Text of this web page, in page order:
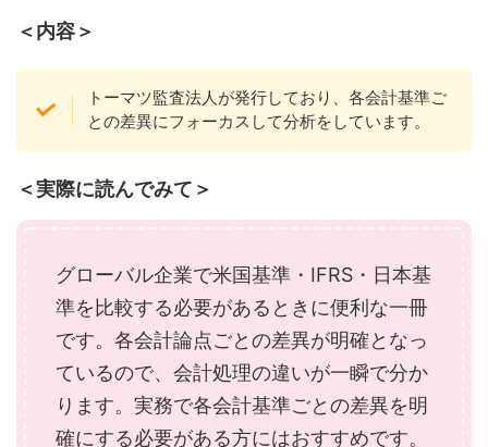
＜内容＞
トーマツ監査法人が発行しており、各会計基準ご
との差異にフォーカスして分析をしています。
＜実際に読んでみて＞
グローバル企業で米国基準・IFRS・日本基
準を比較する必要があるときに便利な一冊
です。各会計論点ごとの差異が明確となっ
ているので、会計処理の違いが一瞬で分か
ります。実務で各会計基準ごとの差異を明
確にする必要がある方にはおすすめです。